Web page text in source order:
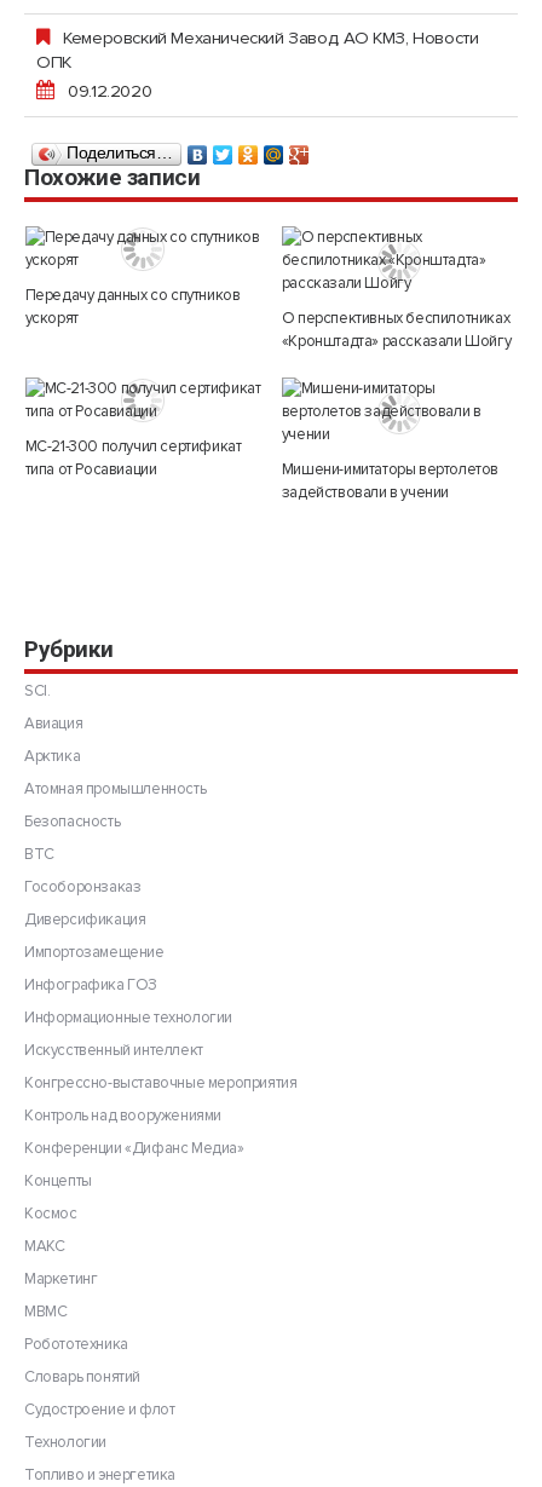
Кемеровский Механический Завод, АО КМЗ,Новости
ОПК
09.12.2020
Поделиться…
Похожие записи
Передачу данных со спутников
ускорят
О перспективных беспилотниках
«Кронштадта» рассказали Шойгу
МС-21-300 получил сертификат
типа от Росавиации
Мишени-имитаторы вертолетов
задействовали в учении
Рубрики
SCI.
Авиация
Арктика
Атомная промышленность
Безопасность
ВТС
Гособоронзаказ
Диверсификация
Импортозамещение
Инфографика ГОЗ
Информационные технологии
Искусственный интеллект
Конгрессно-выставочные мероприятия
Контроль над вооружениями
Конференции «Дифанс Медиа»
Концепты
Космос
МАКС
Маркетинг
МВМС
Робототехника
Словарь понятий
Судостроение и флот
Технологии
Топливо и энергетика